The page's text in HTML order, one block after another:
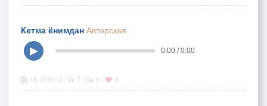
Кетма ёнимдан Авторская
▶
0:00 / 0:00
16.12.2014 7 0 0